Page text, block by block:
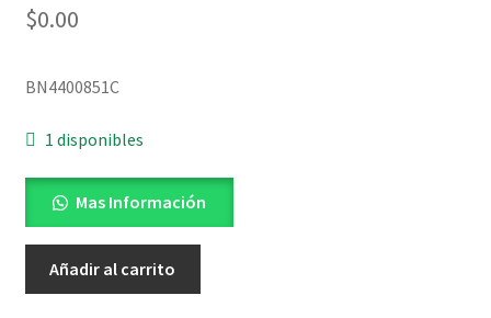
$0.00
BN4400851C
1 disponibles
Mas Información
Añadir al carrito